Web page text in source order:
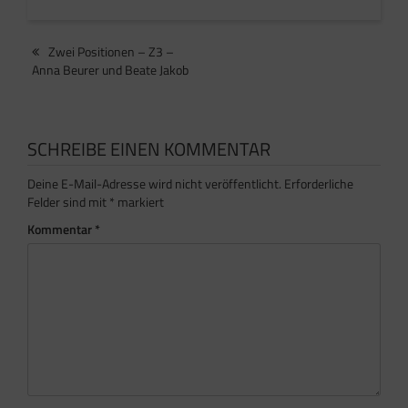
Beitragsnavigation
Zwei Positionen – Z3 –
Anna Beurer und Beate Jakob
SCHREIBE EINEN KOMMENTAR
Deine E-Mail-Adresse wird nicht veröffentlicht. Erforderliche
Felder sind mit* markiert
Kommentar*